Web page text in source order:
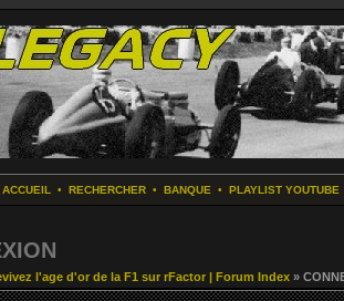
ACCUEIL • RECHERCHER• BANQUE • PLAYLIST YOUTUBE
l'age d'or de la F1 sur rFactor | Forum Index »